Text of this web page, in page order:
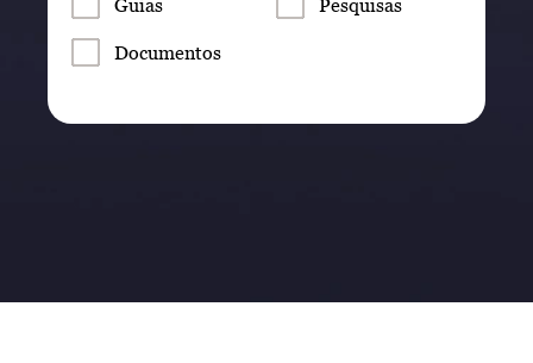
Guias Pesquisas
Documentos